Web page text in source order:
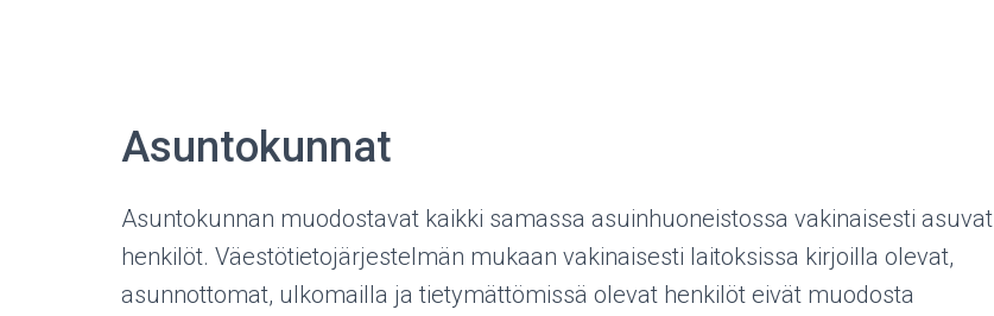
Asuntokunnat
Asuntokunnan muodostavat kaikki samassa asuinhuoneistossa vakinaisesti asuvat
henkilöt. Väestötietojärjestelmän mukaan vakinaisesti laitoksissa kirjoilla olevat,
asunnottomat, ulkomailla ja tietymättömissä olevat henkilöt eivät muodosta